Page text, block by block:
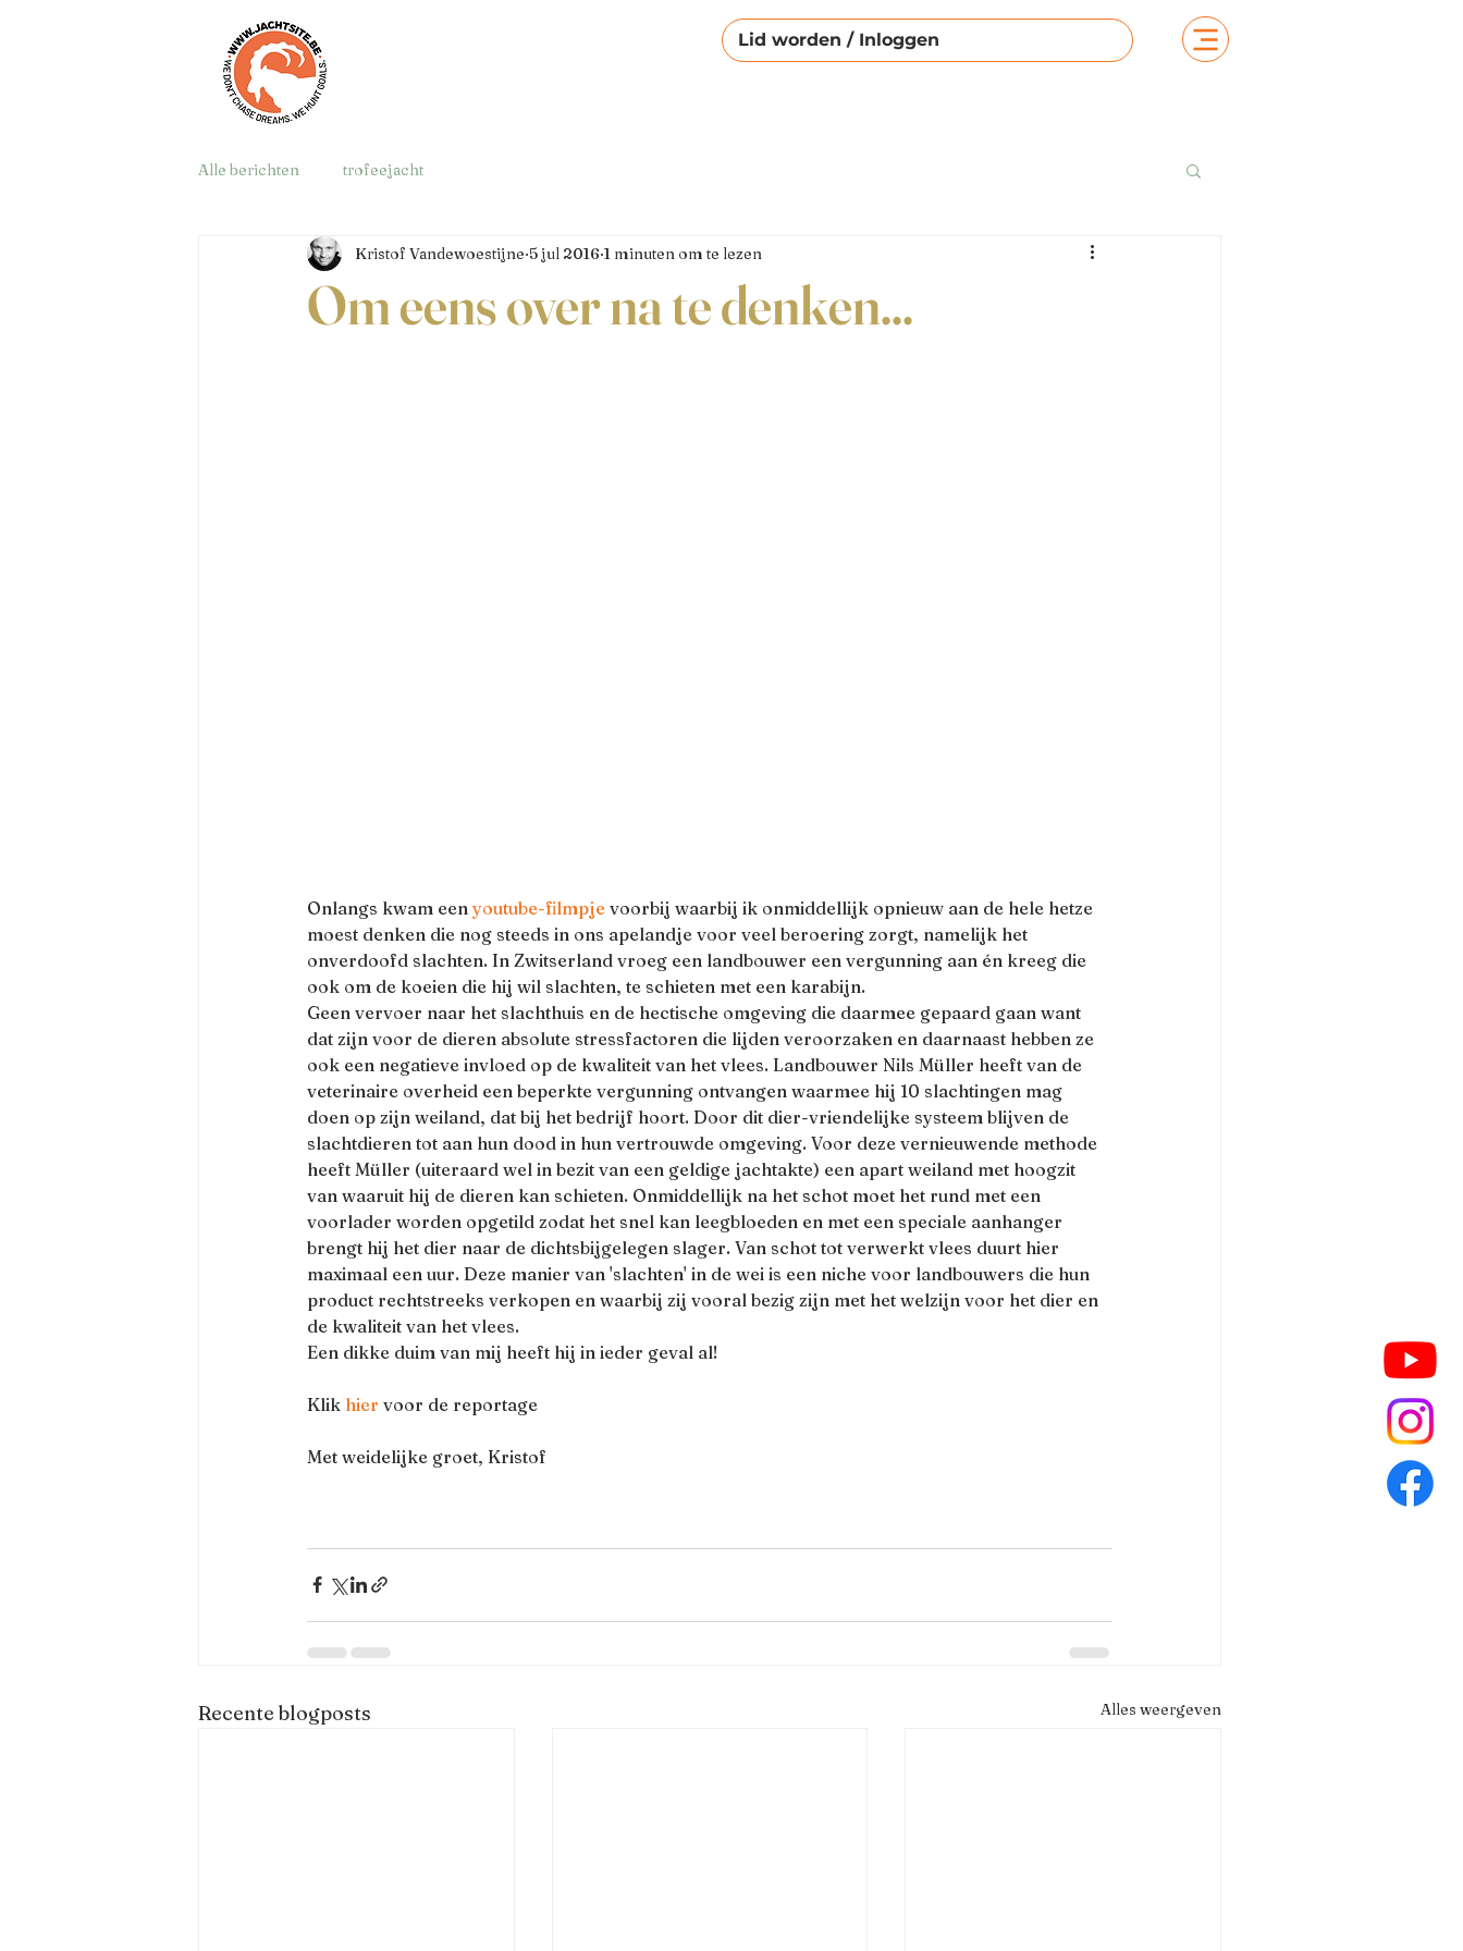
Lid worden / Inloggen
Alle berichten trofeejacht
Om eens over na te denken...
Kristof Vandewoestijne 5 jul 2016 1 minuten om te lezen
Onlangs kwam een youtube-filmpje voorbij waarbij ik onmiddellijk opnieuw aan de hele hetze
moest denken die nog steeds in ons apelandje voor veel beroering zorgt, namelijk het
onverdoofd slachten. In Zwitserland vroeg een landbouwer een vergunning aan én kreeg die
ook om de koeien die hij wil slachten, te schieten met een karabijn.
Geen vervoer naar het slachthuis en de hectische omgeving die daarmee gepaard gaan want
dat zijn voor de dieren absolute stressfactoren die lijden veroorzaken en daarnaast hebben ze
ook een negatieve invloed op de kwaliteit van het vlees. Landbouwer Nils Müller heeft van de
veterinaire overheid een beperkte vergunning ontvangen waarmee hij 10 slachtingen mag
doen op zijn weiland, dat bij het bedrijf hoort. Door dit dier-vriendelijke systeem blijven de
slachtdieren tot aan hun dood in hun vertrouwde omgeving. Voor deze vernieuwende methode
heeft Müller (uiteraard wel in bezit van een geldige jachtakte) een apart weiland met hoogzit
van waaruit hij de dieren kan schieten. Onmiddellijk na het schot moet het rund met een
voorlader worden opgetild zodat het snel kan leegbloeden en met een speciale aanhanger
brengt hij het dier naar de dichtsbijgelegen slager. Van schot tot verwerkt vlees duurt hier
maximaal een uur. Deze manier van 'slachten' in de wei is een niche voor landbouwers die hun
product rechtstreeks verkopen en waarbij zij vooral bezig zijn met het welzijn voor het dier en
de kwaliteit van het vlees.
Een dikke duim van mij heeft hij in ieder geval al!
Klik hier voor de reportage
Met weidelijke groet, Kristof
Recente blogposts Alles weergeven